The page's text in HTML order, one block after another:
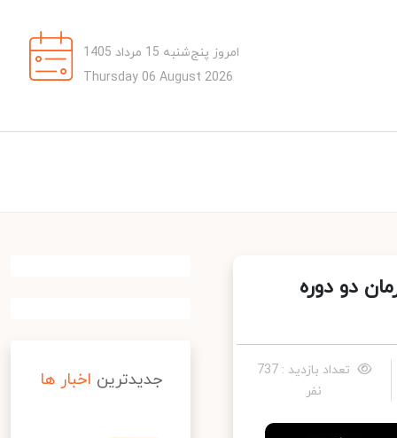
امروز پنج‌شنبه 15 مرداد 1405
Thursday 06 August 2026
دو دوره
تعداد بازدید : 737
نفر
جدیدترین اخبار ها